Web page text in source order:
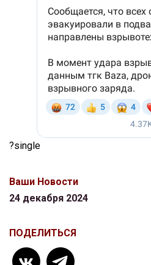
?single
Ваши Новости
24 декабря 2024
ПОДЕЛИТЬСЯ